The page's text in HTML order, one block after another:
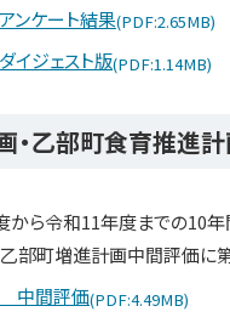
ンケート結果(PDF:2.65MB)
イジェスト版(PDF:1.14MB)
・乙部町食育推進
ら令和11年度までの10年
部町増進計画中間評価に
中間評価(PDF:4.49MB)